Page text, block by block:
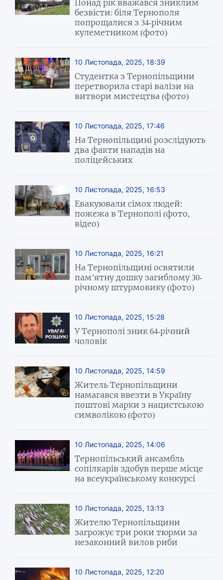
Понад рік вважався зниклим
безвісти: біля Тернополя
попрощалися з 34-річним
кулеметником (фото)
10 Листопада, 2025, 18:39
Студентка з Тернопільщини
перетворила старі валізи на
витвори мистецтва (фото)
10 Листопада, 2025, 17:46
На Тернопільщині розслідують
два факти нападів на
поліцейських
10 Листопада, 2025, 16:53
Евакуювали сімох людей:
пожежа в Тернополі (фото,
відео)
10 Листопада, 2025, 16:21
На Тернопільщині освятили
пам’ятну дошку загиблому 30-
річному штурмовику (фото)
10 Листопада, 2025, 15:28
У Тернополі зник 64-річний
чоловік
10 Листопада, 2025, 14:59
Житель Тернопільщини
намагався ввезти в Україну
поштові марки з нацистською
символікою (фото)
10 Листопада, 2025, 14:06
Тернопільський ансамбль
сопілкарів здобув перше місце
на всеукраїнському конкурсі
10 Листопада, 2025, 13:13
Жителю Тернопільщини
загрожує три роки тюрми за
незаконний вилов риби
10 Листопада, 2025, 12:20